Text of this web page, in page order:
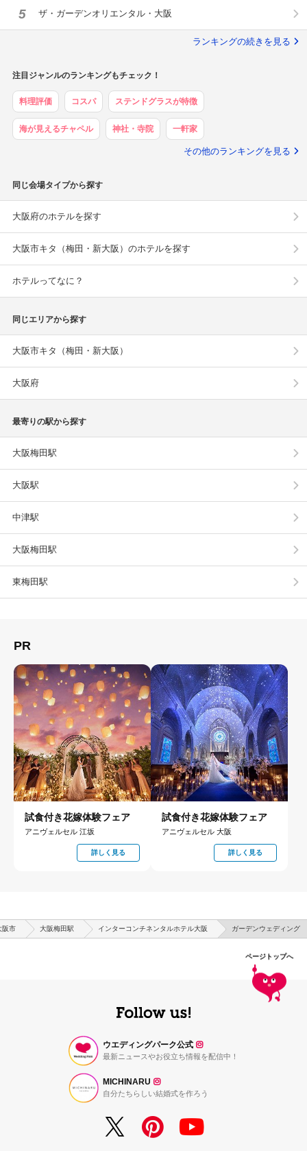
5 ザ・ガーデンオリエンタル・大阪
ランキングの続きを見る
注目ジャンルのランキングもチェック！
料理評価 コスパ ステンドグラスが特徴
海が見えるチャペル 神社・寺院 一軒家
その他のランキングを見る
同じ会場タイプから探す
大阪府のホテルを探す
大阪市キタ（梅田・新大阪）のホテルを探す
ホテルってなに？
同じエリアから探す
大阪市キタ（梅田・新大阪）
大阪府
最寄りの駅から探す
大阪梅田駅
大阪駅
中津駅
大阪梅田駅
東梅田駅
PR
試食付き花嫁体験フェア
アニヴェルセル 江坂
詳しく見る
試食付き花嫁体験フェア
アニヴェルセル 大阪
詳しく見る
阪市 大阪梅田駅 インターコンチネンタルホテル大阪 ガーデンウェディング
ページトップへ
ウエディングパーク公式
最新ニュースやお役立ち情報を配信中！
MICHINARU
自分たちらしい結婚式を作ろう